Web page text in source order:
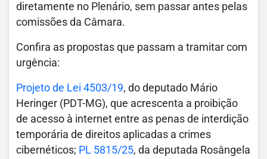
diretamente no Plenário, sem passar antes pelas
comissões da Câmara.
Confira as propostas que passam a tramitar com
urgência:
Projeto de Lei 4503/19, do deputado Mário
Heringer (PDT-MG), que acrescenta a proibição
de acesso à internet entre as penas de interdição
temporária de direitos aplicadas a crimes
cibernéticos; PL 5815/25, da deputada Rosângela